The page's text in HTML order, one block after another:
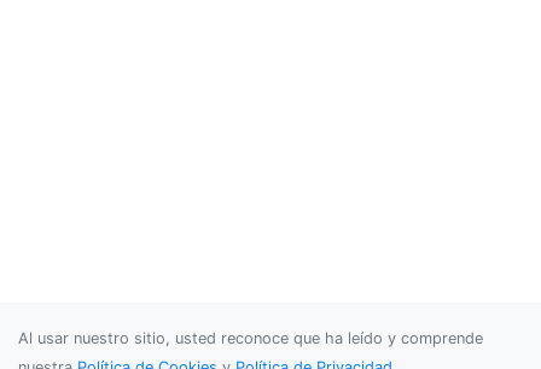
Al usar nuestro sitio, usted reconoce que ha leído y comprende